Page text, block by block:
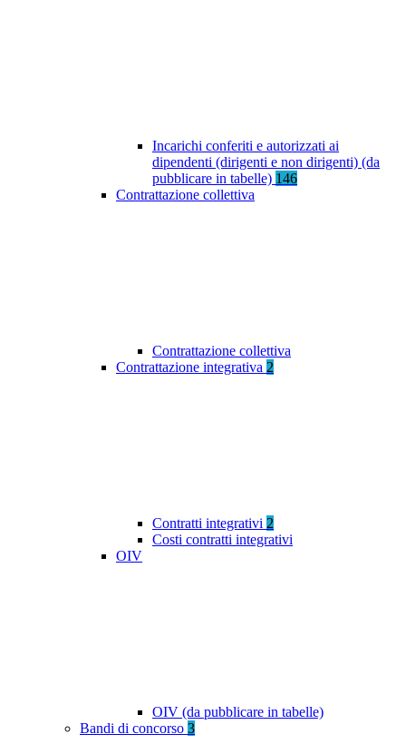
Incarichi conferiti e autorizzati ai
dipendenti (dirigenti e non dirigenti) (da
pubblicare in tabelle) 146
Contrattazione collettiva
Contrattazione collettiva
Contrattazione integrativa 2
Contratti integrativi 2
Costi contratti integrativi
OIV
OIV (da pubblicare in tabelle)
Bandi di concorso 3